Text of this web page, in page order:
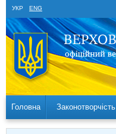
УКР ENG
Головна Законотворчість